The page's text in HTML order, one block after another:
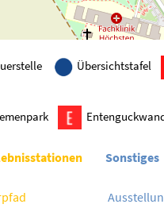
Übersichtstafel
Sonstiges